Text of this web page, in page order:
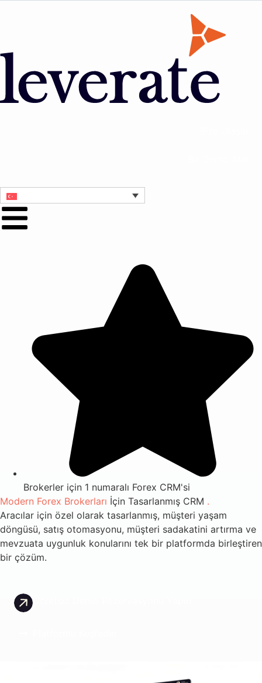
Brokerler için 1 numaralı Forex CRM'si
Modern Forex Brokerları İçin Tasarlanmış CRM .
Aracılar için özel olarak tasarlanmış, müşteri yaşam
döngüsü, satış otomasyonu, müşteri sadakatini artırma ve
mevzuata uygunluk konularını tek bir platformda birleştiren
bir çözüm.